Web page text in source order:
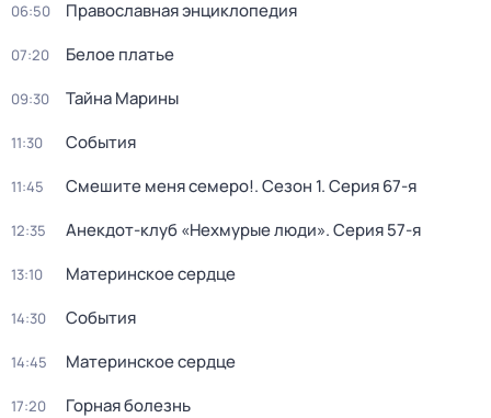
06:50 Православная энциклопедия
07:20 Белое платье
09:30 Тайна Марины
11:30 События
11:45 Смешите меня семеро!. Сезон 1. Серия 67-я
12:35 Анекдот-клуб «Нехмурые люди». Серия 57-я
13:10 Материнское сердце
14:30 События
14:45 Материнское сердце
17:20 Горная болезнь